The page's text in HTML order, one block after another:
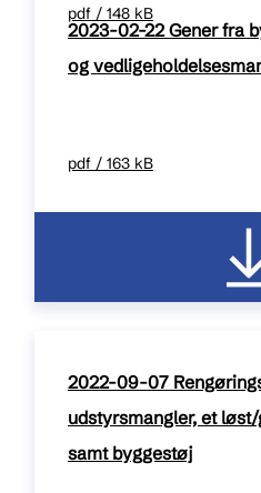
pdf / 148 kB
2023-02-22 Gener fra
og
pdf / 163 kB
2022-09-07
udstyrsmangler, et
samt byggestøj